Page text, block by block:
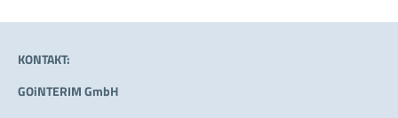
KONTAKT:
GOiNTERIM GmbH